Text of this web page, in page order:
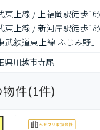
東上線 / 上福岡駅徒歩16
東上線 / 新河岸駅徒歩18
武鉄道東上線 ふじみ野
県川越市寺尾
件(1件)